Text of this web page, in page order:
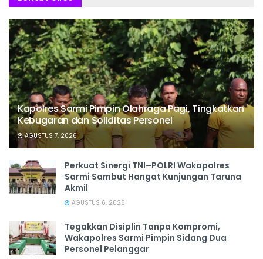
Kapolres Sarmi Pimpin Olahraga Pagi, Tingkatkan
Kebugaran dan Soliditas Personel
AGUSTUS 7, 2026
Perkuat Sinergi TNI–POLRI Wakapolres
Sarmi Sambut Hangat Kunjungan Taruna
Akmil
AGUSTUS 6, 2026
Tegakkan Disiplin Tanpa Kompromi,
Wakapolres Sarmi Pimpin Sidang Dua
Personel Pelanggar